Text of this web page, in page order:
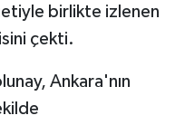
birlikte izlenen
çekti.
Ankara'nın